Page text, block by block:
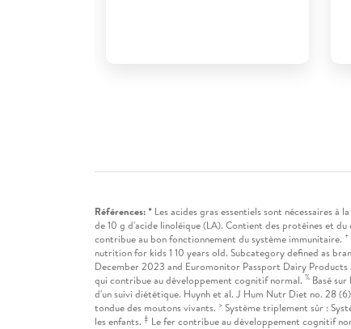
Références: * Les acides gras essentiels sont nécessaires
de 10 g d'acide linoléique (LA). Contient des protéines et
contribue au bon fonctionnement du système immunitaire. +
nutrition for kids 1 10 years old. Subcategory defined as
December 2023 and Euromonitor Passport Dairy
qui contribue au développement cognitif normal. % Basé
d'un suivi diététique. Huynh et al. J Hum Nutr Diet no. 28
tondue des moutons vivants. > Système triplement sûr :
les enfants. ‡ Le fer contribue au développement cognitif